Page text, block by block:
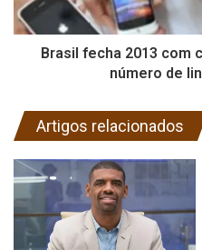
Brasil fecha 2013 com
número de
Artigos relacionados